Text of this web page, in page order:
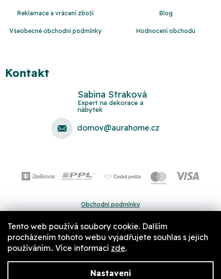
Tento web používá soubory cookie. Dalším
procházením tohoto webu vyjadřujete souhlas s jejich
používáním.. Více informací zde.
Nastavení
Reklamace a vrácení zboží
Všeobecné obchodní podmínky
Blog
Hodnocení obchodu
Kontakt
Sabina Straková
domov@aurahome.cz
Obchodní podmínky
Pravidla a nastavení cookies